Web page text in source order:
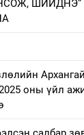
ШИЙДНЭ”
оны үйл